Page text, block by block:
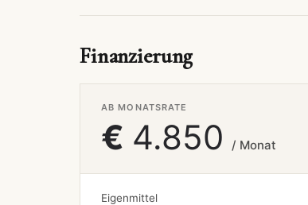
Finanzierung
AB MONATSRATE
€ 4.850 / Monat
Eigenmittel